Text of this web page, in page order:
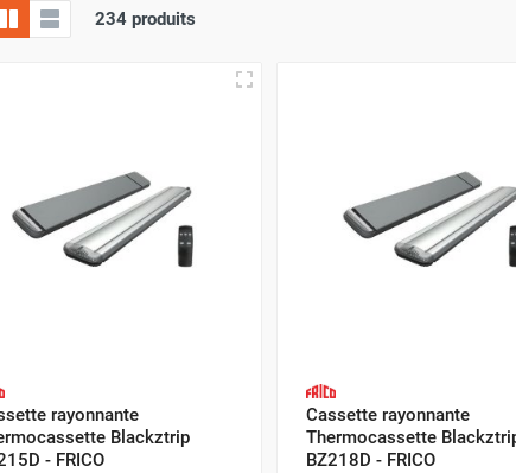
/ surface pour vous aidez à faire votre choix
électrique ?
une démarche méticuleuse qui nécessite une préparation
pour une installation réussie.
234 produits
rayonnante
Blackztrip
- FRICO
Cassette rayonnante
Thermocassette
BZ218D - FRICO